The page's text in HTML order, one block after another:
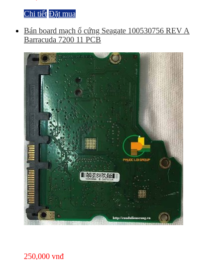
Chi tiết Đặt mua
Bán board mạch ổ cứng Seagate 100530756 REV A
Barracuda 7200 11 PCB
250,000 vnđ